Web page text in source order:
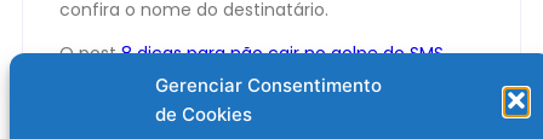
Gerenciar Consentimento
de Cookies
confira o nome do destinatário.
O post8 dicas para não cair no golpe do SMS
falso ao pagar o IPVAapareceu primeiro em
Olhar Digital.